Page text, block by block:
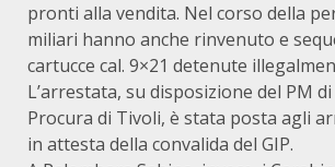
pronti alla vendita. Nel corso della
miliari hanno anche rinvenuto e
cartucce cal. 9×21 detenute
L’arrestata, su disposizione del PM
Procura di Tivoli, è stata posta agli
in attesta della convalida del GIP.